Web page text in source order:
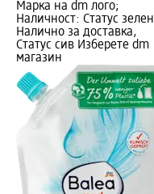
Марка на dm лого;
Наличност: Статус зелен
Налично за доставка,
Статус сив Изберете dm
магазин